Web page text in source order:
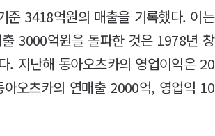
준 3418억원의 매출을 기록했다. 이는
3000억원을 돌파한 것은 1978년 창
. 지난해 동아오츠카의 영업이익은 20
오츠카의 연매출 2000억, 영업익 10